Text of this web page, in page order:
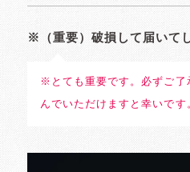
※（重要）破損して届いて
※とても重要です。必ずご了
んでいただけますと幸いです